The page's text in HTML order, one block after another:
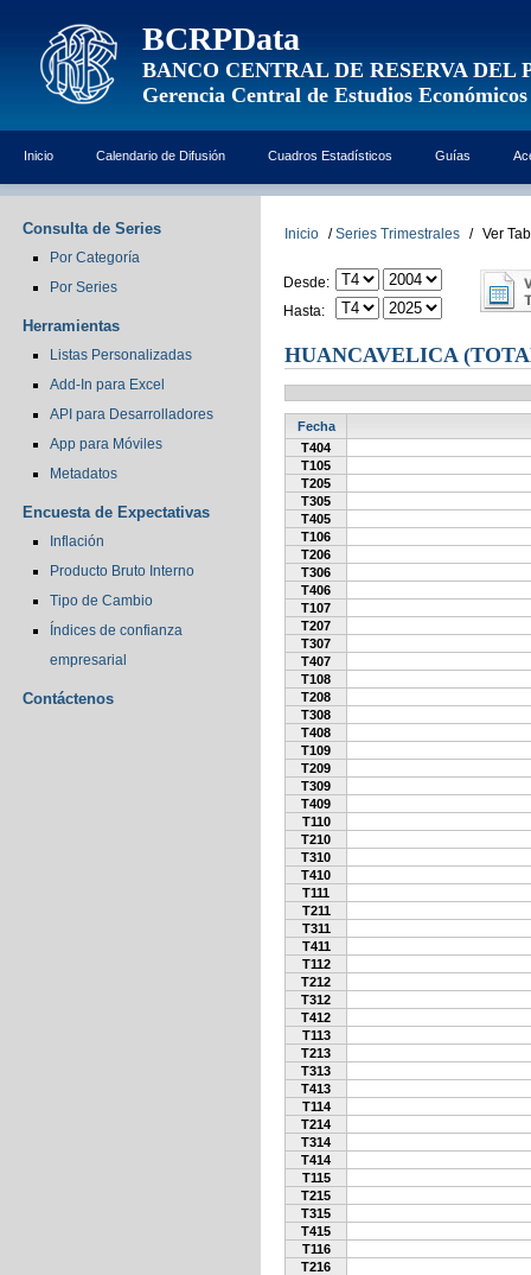
BCRPData
BANCO CENTRAL DE RESERVA DEL
Gerencia Central de Estudios Económicos
Inicio Calendario de Difusión Cuadros Estadísticos Guías
Consulta de Series
Por Categoría
Por Series
Herramientas
Listas Personalizadas
Add-In para Excel
API para Desarrolladores
App para Móviles
Metadatos
Encuesta de Expectativas
Inflación
Producto Bruto Interno
Tipo de Cambio
Índices de confianza
empresarial
Contáctenos
Inicio / Series Trimestrales / Ver
Desde:
Hasta:
HUANCAVELICA
Fecha
T404
T105
T205
T305
T405
T106
T206
T306
T406
T107
T207
T307
T407
T108
T208
T308
T408
T109
T209
T309
T409
T110
T210
T310
T410
T111
T211
T311
T411
T112
T212
T312
T412
T113
T213
T313
T413
T114
T214
T314
T414
T115
T215
T315
T415
T116
T216